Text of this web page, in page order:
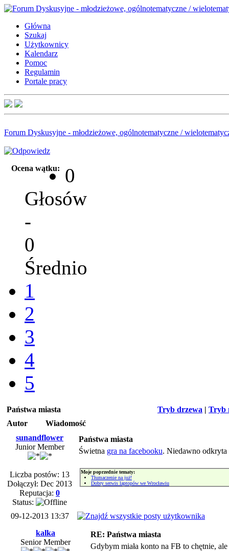
Główna
Szukaj
Użytkownicy
Kalendarz
Pomoc
Regulamin
Portale pracy
Forum Dyskusyjne - młodzieżowe, ogólnotematyczne /
Ocena wątku:
0
Głosów
-
0
Średnio
1
2
3
4
5
Tryb drzewa | Tryb
Państwa miasta
Autor
Wiadomość
sunandflower
Junior Member
Liczba postów: 13
Dołączył: Dec 2013
Reputacja: 0
Status:
Państwa miasta
Świetna gra na facebooku. Niedawno
Moje poprzednie tematy:
Tłumaczenie na już!
Dobry serwis laptopów we Wrocławiu
09-12-2013 13:37
kalka
Senior Member
RE: Państwa miasta
Gdybym miała konto na FB to chętnie,